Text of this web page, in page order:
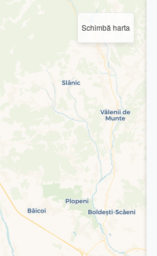
Schimbă harta